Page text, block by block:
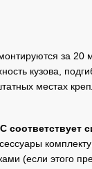
за 20
кузова,
местах
соответствует
(если этого